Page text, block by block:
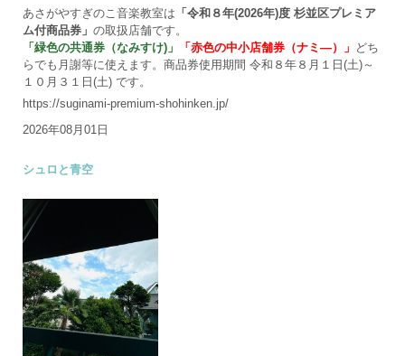
あさがやすぎのこ音楽教室は 「令和８年(2026年)度 杉並区プレミア
ム付商品券」 の取扱店舗です。
「緑色の共通券（なみすけ)」
「赤色の中小店舗券（ナミ―）」 どち
らでも月謝等に使えます。商品券使用期間 令和８年８月１日(土)～
１０月３１日(土) です。
https://suginami-premium-shohinken.jp/
2026年08月01日
シュロと青空